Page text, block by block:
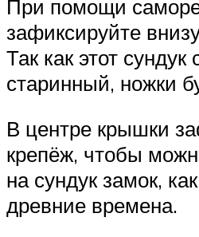
При помощи
зафиксируйте
Так как этот сундук
старинный, ножки
В центре крышки
крепёж, чтобы
на сундук замок,
древние времена.